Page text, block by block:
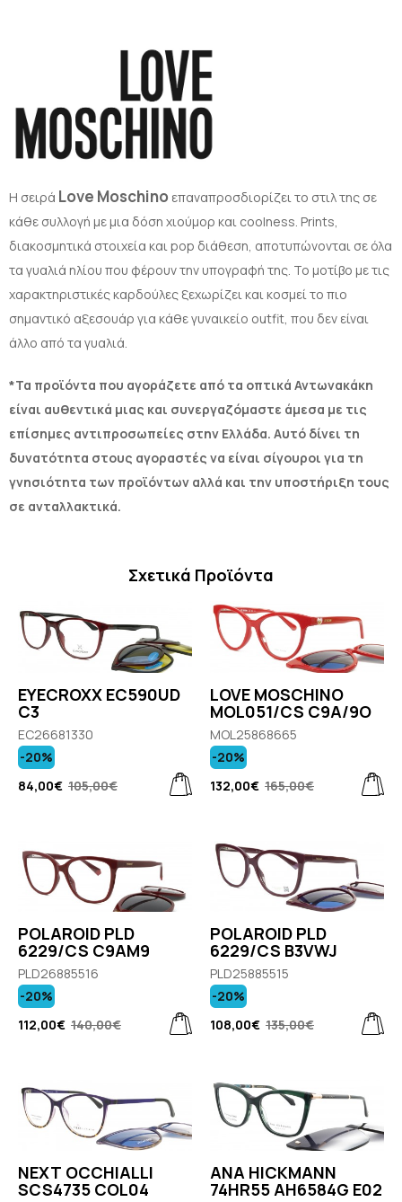
H σειρά Love Moschino επαναπροσδιορίζει το στιλ της σε
κάθε συλλογή με μια δόση χιούμορ και coolness. Prints,
διακοσμητικά στοιχεία και pop διάθεση, αποτυπώνονται σε όλα
τα γυαλιά ηλίου που φέρουν την υπογραφή της. Το μοτίβο με τις
χαρακτηριστικές καρδούλες ξεχωρίζει και κοσμεί το πιο
σημαντικό αξεσουάρ για κάθε γυναικείο outfit, που δεν είναι
άλλο από τα γυαλιά.
*Τα προϊόντα που αγοράζετε από τα οπτικά Αντωνακάκη
είναι αυθεντικά μιας και συνεργαζόμαστε άμεσα με τις
επίσημες αντιπροσωπείες στην Ελλάδα. Αυτό δίνει τη
δυνατότητα στους αγοραστές να είναι σίγουροι για τη
γνησιότητα των προϊόντων αλλά και την υποστήριξη τους
σε ανταλλακτικά.
Σχετικά Προϊόντα
EYECROXX EC590UD
C3
EC26681330
84,00€ 105,00€
-20%
LOVE MOSCHINO
MOL051/CS C9A/9O
MOL25868665
132,00€ 165,00€
-20%
POLAROID PLD
6229/CS C9AM9
PLD26885516
112,00€ 140,00€
-20%
POLAROID PLD
6229/CS B3VWJ
PLD25885515
108,00€ 135,00€
-20%
NEXT OCCHIALLI
SCS4735 COL04
ANA HICKMANN
74HR55 AH6584G E02